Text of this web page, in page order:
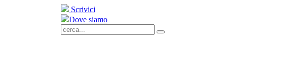
Scrivici
Dove siamo